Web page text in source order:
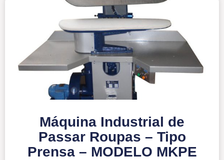
Máquina Industrial de
Passar Roupas – Tipo
Prensa – MODELO MKPE